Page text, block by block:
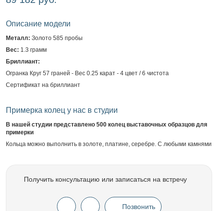
Описание модели
Металл: Золото 585 пробы
Вес: 1.3 грамм
Бриллиант:
Огранка Круг 57 граней - Вес 0.25 карат - 4 цвет / 6 чистота
Сертификат на бриллиант
Примерка колец у нас в студии
В нашей студии представлено 500 колец выставочных образцов для
примерки
Кольца можно выполнить в золоте, платине, серебре. С любыми камнями
Получить консультацию или записаться на встречу
Позвонить